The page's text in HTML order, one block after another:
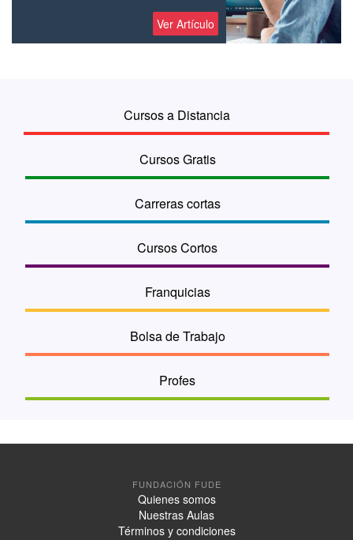
Ver Artículo
Cursos a Distancia
Cursos Gratis
Carreras cortas
Cursos Cortos
Franquicias
Bolsa de Trabajo
Profes
FUNDACIÓN FUDE
Quienes somos
Nuestras Aulas
Términos y condiciones